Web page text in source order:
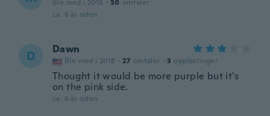
Ble med i 2018 · 30 omtaler
ca. 6 år siden
D Dawn
Ble med i 2018 · 27 omtaler · 3 opplastinger
Thought it would be more purple but it's
on the pink side.
ca. 6 år siden